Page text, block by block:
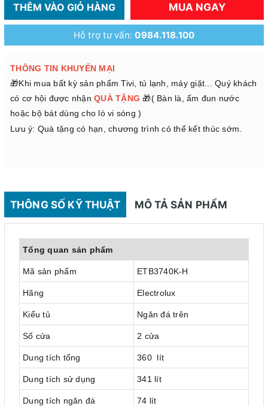
THÊM VÀO GIỎ HÀNG MUA NGAY
Hỗ trợ tư vấn:0984.118.100
THÔNG TIN KHUYẾN MẠI
🎁Khi mua bất kỳ sản phẩm Tivi, tủ lạnh, máy giặt... Quý khách
có cơ hội được nhận QUÀ TẶNG 🎁( Bàn là, ấm đun nước
hoặc bộ bát dùng cho lò vi sóng )
Lưu ý: Quà tặng có hạn, chương trình có thể kết thúc sớm.
THÔNG SỐ KỸ THUẬT MÔ TẢ SẢN PHẨM
Tổng quan sản phẩm
Mã sản phẩm ETB3740K-H
Hãng Electrolux
Kiểu tủ Ngăn đá trên
Số cửa 2 cửa
Dung tích tổng 360 lít
Dung tích sử dụng 341 lít
Dung tích ngăn đá 74 lít